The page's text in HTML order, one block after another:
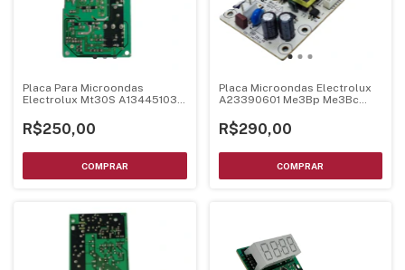
Placa Para Microondas
Electrolux Mt30S A13445103
R$250,00
Placa Microondas Electrolux
A23390601 Me3Bp Me3Bc
R$290,00